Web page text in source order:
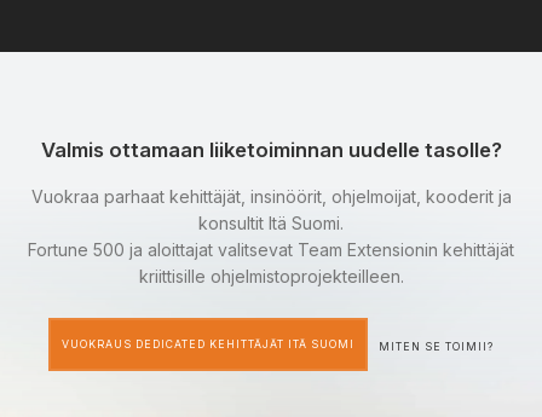
Valmis ottamaan liiketoiminnan uudelle tasolle?
Vuokraa parhaat kehittäjät, insinöörit, ohjelmoijat, kooderit ja
konsultit Itä Suomi.
Fortune 500 ja aloittajat valitsevat Team Extensionin kehittäjät
kriittisille ohjelmistoprojekteilleen.
VUOKRAUS DEDICATED KEHITTÄJÄT ITÄ SUOMI MITEN SE TOIMII?